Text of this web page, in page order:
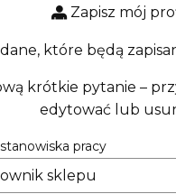
Zapisz mój
które będą
krótkie pytanie –
edytować lub
pracy